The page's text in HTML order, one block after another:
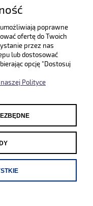
:)
poprawne
ofertę do Twoich
przez nas
lub dostosować
opcję "Dostosuj
Polityce